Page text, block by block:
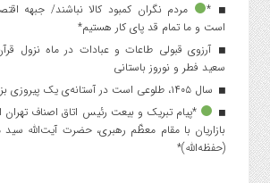
*
مردم نگران کمبود کالا نباشند/ جبهه
است و ما تمام قد پای کار هستیم*
آرزوی قبولی طاعات و عبادات در ماه نزول
سعید فطر و نوروز باستانی
سال ۱۴۰۵، طلوعی است در آستانه‌ی یک پیروزی بزرگ
*پیام تبریک و بیعت رئیس اتاق اصناف
بازاریان با مقام معظّم رهبری، حضرت آیت‌الله
(حفظه‌الله)*